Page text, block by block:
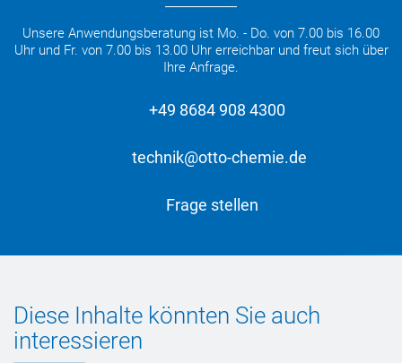
Unsere Anwendungsberatung ist Mo. - Do. von 7.00 bis 16.00
Uhr und Fr. von 7.00 bis 13.00 Uhr erreichbar und freut sich über
Ihre Anfrage.
+49 8684 908 4300
technik@otto-chemie.de
Frage stellen
Diese Inhalte könnten Sie auch
interessieren